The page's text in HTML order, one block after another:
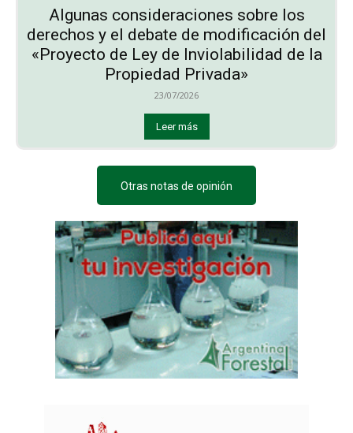
Algunas consideraciones sobre los
derechos y el debate de modificación del
«Proyecto de Ley de Inviolabilidad de la
Propiedad Privada»
23/07/2026
Leer más
Otras notas de opinión